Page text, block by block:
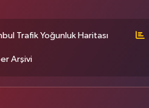
Trafik Yoğunluk Haritası
Arşivi